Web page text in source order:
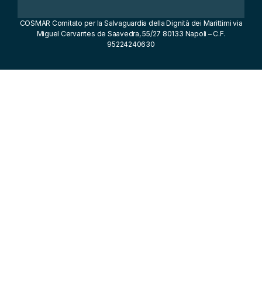
COSMAR Comitato per la Salvaguardia della Dignità dei Marittimi via
Miguel Cervantes de Saavedra, 55/27 80133 Napoli – C.F.
95224240630